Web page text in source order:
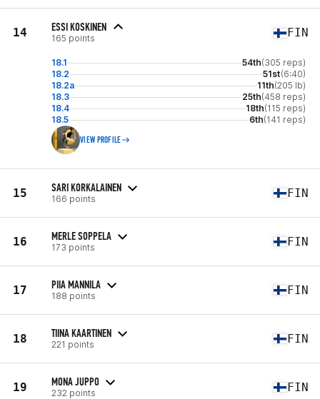
14 ESSI KOSKINEN
165 points FIN
18.1 54th(305 reps)
18.2
51st(6:40)
18.2a
11th(205 lb)
18.3
25th(458 reps)
18.4
18th(115 reps)
18.5
6th(141 reps)
VIEW PROFILE
15 SARI KORKALAINEN
166 points FIN
16 MERLE SOPPELA
173 points FIN
17 PIIA MANNILA
188 points FIN
18 TIINA KAARTINEN
221 points FIN
19 MONA JUPPO
232 points FIN